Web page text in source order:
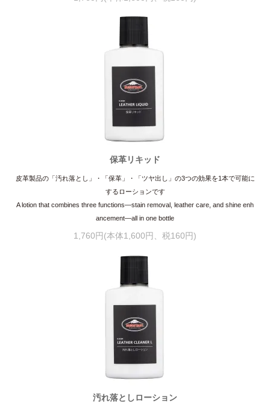
保革リキッド
皮革製品の「汚れ落とし」・「保革」・「ツヤ出し」の3つの効果を1本で可能に
するローションです
A lotion that combines three functions—stain removal, leather care, and shine enh
ancement—all in one bottle
1,760円(本体1,600円、税160円)
汚れ落としローション